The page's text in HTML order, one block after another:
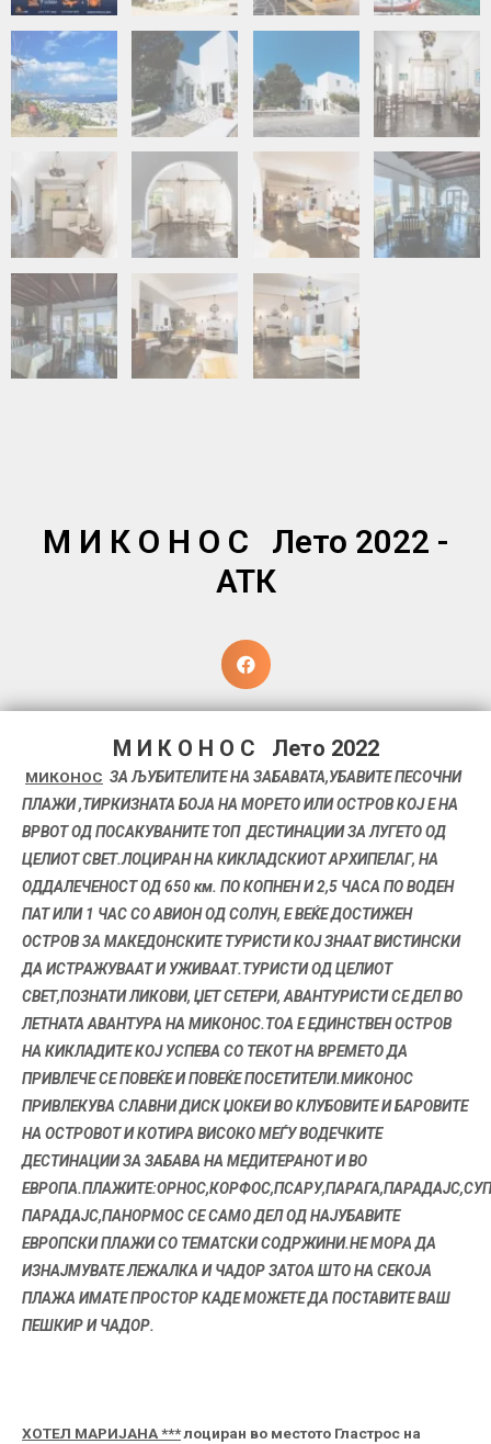
М И К О Н О С Лето 2022 -
АТК
М И К О Н О С Лето 2022
МИКОНОС ЗА ЉУБИТЕЛИТЕ НА ЗАБАВАТА,УБАВИТЕ ПЕСОЧНИ
ПЛАЖИ ,ТИРКИЗНАТА БОЈА НА МОРЕТО ИЛИ ОСТРОВ КОЈ Е НА
ВРВОТ ОД ПОСАКУВАНИТЕ ТОП ДЕСТИНАЦИИ ЗА ЛУГЕТО ОД
ЦЕЛИОТ СВЕТ.ЛОЦИРАН НА КИКЛАДСКИОТ АРХИПЕЛАГ, НА
ОДДАЛЕЧЕНОСТ ОД 650 км. ПО КОПНЕН И 2,5 ЧАСА ПО ВОДЕН
ПАТ ИЛИ 1 ЧАС СО АВИОН ОД СОЛУН, Е ВЕЌЕ ДОСТИЖЕН
ОСТРОВ ЗА МАКЕДОНСКИТЕ ТУРИСТИ КОЈ ЗНААТ ВИСТИНСКИ
ДА ИСТРАЖУВААТ И УЖИВААТ.ТУРИСТИ ОД ЦЕЛИОТ
СВЕТ,ПОЗНАТИ ЛИКОВИ, ЏЕТ СЕТЕРИ, АВАНТУРИСТИ СЕ ДЕЛ ВО
ЛЕТНАТА АВАНТУРА НА МИКОНОС.ТОА Е ЕДИНСТВЕН ОСТРОВ
НА КИКЛАДИТЕ КОЈ УСПЕВА СО ТЕКОТ НА ВРЕМЕТО ДА
ПРИВЛЕЧЕ СЕ ПОВЕЌЕ И ПОВЕЌЕ ПОСЕТИТЕЛИ.МИКОНОС
ПРИВЛЕКУВА СЛАВНИ ДИСК ЏОКЕИ ВО КЛУБОВИТЕ И БАРОВИТЕ
НА ОСТРОВОТ И КОТИРА ВИСОКО МЕЃУ ВОДЕЧКИТЕ
ДЕСТИНАЦИИ ЗА ЗАБАВА НА МЕДИТЕРАНОТ И ВО
ПАРАДАЈС,ПАНОРМОС СЕ САМО ДЕЛ ОД НАЈУБАВИТЕ
ЕВРОПСКИ ПЛАЖИ СО ТЕМАТСКИ СОДРЖИНИ.НЕ МОРА ДА
ИЗНАЈМУВАТЕ ЛЕЖАЛКА И ЧАДОР ЗАТОА ШТО НА СЕКОЈА
ПЛАЖА ИМАТЕ ПРОСТОР КАДЕ МОЖЕТЕ ДА ПОСТАВИТЕ ВАШ
ПЕШКИР И ЧАДОР.
ХОТЕЛ МАРИJАНА ***лоциран во местото Гластрос на